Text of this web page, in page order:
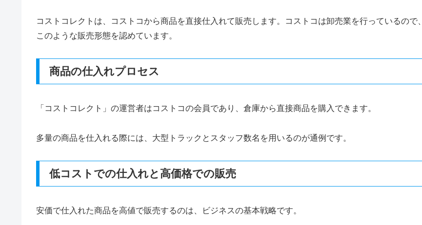
コストコレクトは、コストコから商品を直接仕入れて販売します。コストコは卸売業を行っているので、
このような販売形態を認めています。
商品の仕入れプロセス
「コストコレクト」の運営者はコストコの会員であり、倉庫から直接商品を購入できます。
多量の商品を仕入れる際には、大型トラックとスタッフ数名を用いるのが通例です。
低コストでの仕入れと高価格での販売
安価で仕入れた商品を高値で販売するのは、ビジネスの基本戦略です。